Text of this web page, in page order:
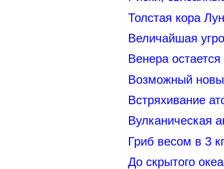
Толстая кора
Величайшая
Венера
Возможный
Встряхивание
Вулканическая
Гриб весом в 3
До скрытого